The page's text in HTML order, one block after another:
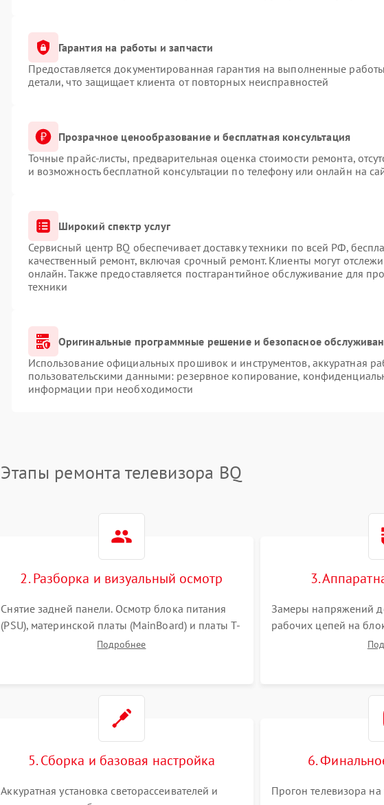
Гарантия на работы и запчасти
Предоставляется документированная гарантия на выполненные
детали, что защищает клиента от повторных неисправностей
Прозрачное ценообразование и бесплатная консультация
Точные прайс-листы, предварительная оценка стоимости ремонта,
и возможность бесплатной консультации по телефону или онлайн на
Широкий спектр услуг
Сервисный центр BQ обеспечивает доставку техники по всей РФ,
качественный ремонт, включая срочный ремонт. Клиенты могут
онлайн. Также предоставляется постгарантийное обслуживание для
техники
Оригинальные программные решение и безопасное
Использование официальных прошивок и инструментов, аккуратная
пользовательскими данными: резервное копирование,
информации при необходимости
Этапы ремонта телевизора BQ
2. Разборка и визуальный осмотр
Снятие задней панели. Осмотр блока питания
(PSU), материнской платы (MainBoard) и платы T-
Con на вздутые конденсаторы, прогары,
Подробнее
3.
Замеры напряжений
рабочих цепей на
видеосигналов на
5. Сборка и базовая настройка
Аккуратная установка светорассеивателей и
6.
Прогон телевизора на